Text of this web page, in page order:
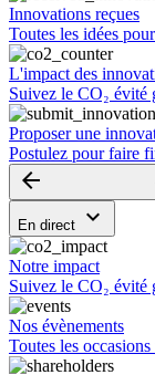
Innovations reçues
Toutes les idées
L'impact des
Suivez le CO₂ évité
Proposer une
Postulez pour faire
arrow_backward
En direct keyboard_arrow_down
Notre impact
Suivez le CO₂ évité
Nos évènements
Toutes les